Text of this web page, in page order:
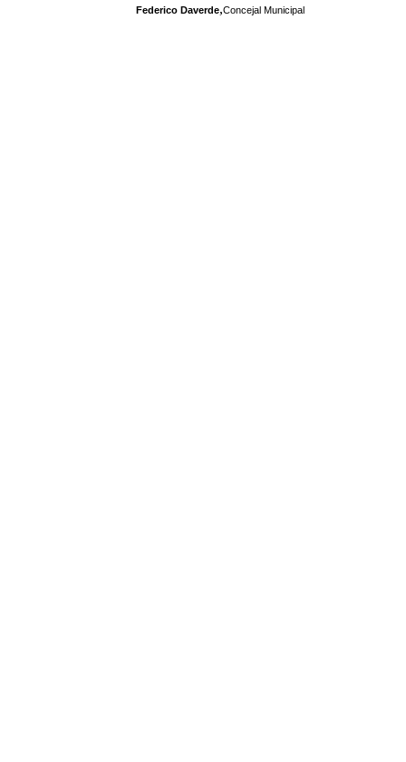
Federico Daverde,Concejal Municipal